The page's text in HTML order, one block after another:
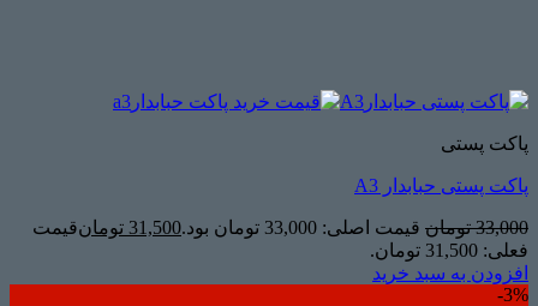
پاکت پستی
پاکت پستی حبابدار A3
33,000 تومان قیمت اصلی: 33,000 تومان بود. 31,500 تومانقیمت
فعلی: 31,500 تومان.
افزودن به سبد خرید
3%-